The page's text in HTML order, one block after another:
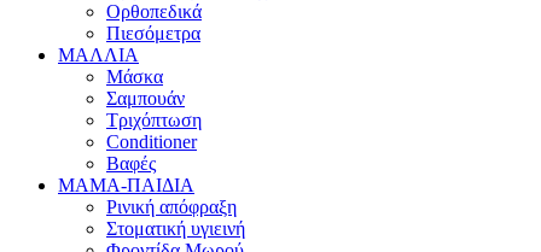
Ορθοπεδικά
Πιεσόμετρα
ΜΑΛΛΙΑ
Μάσκα
Σαμπουάν
Τριχόπτωση
Conditioner
Βαφές
ΜΑΜΑ-ΠΑΙΔΙΑ
Ρινική απόφραξη
Στοματική υγιεινή